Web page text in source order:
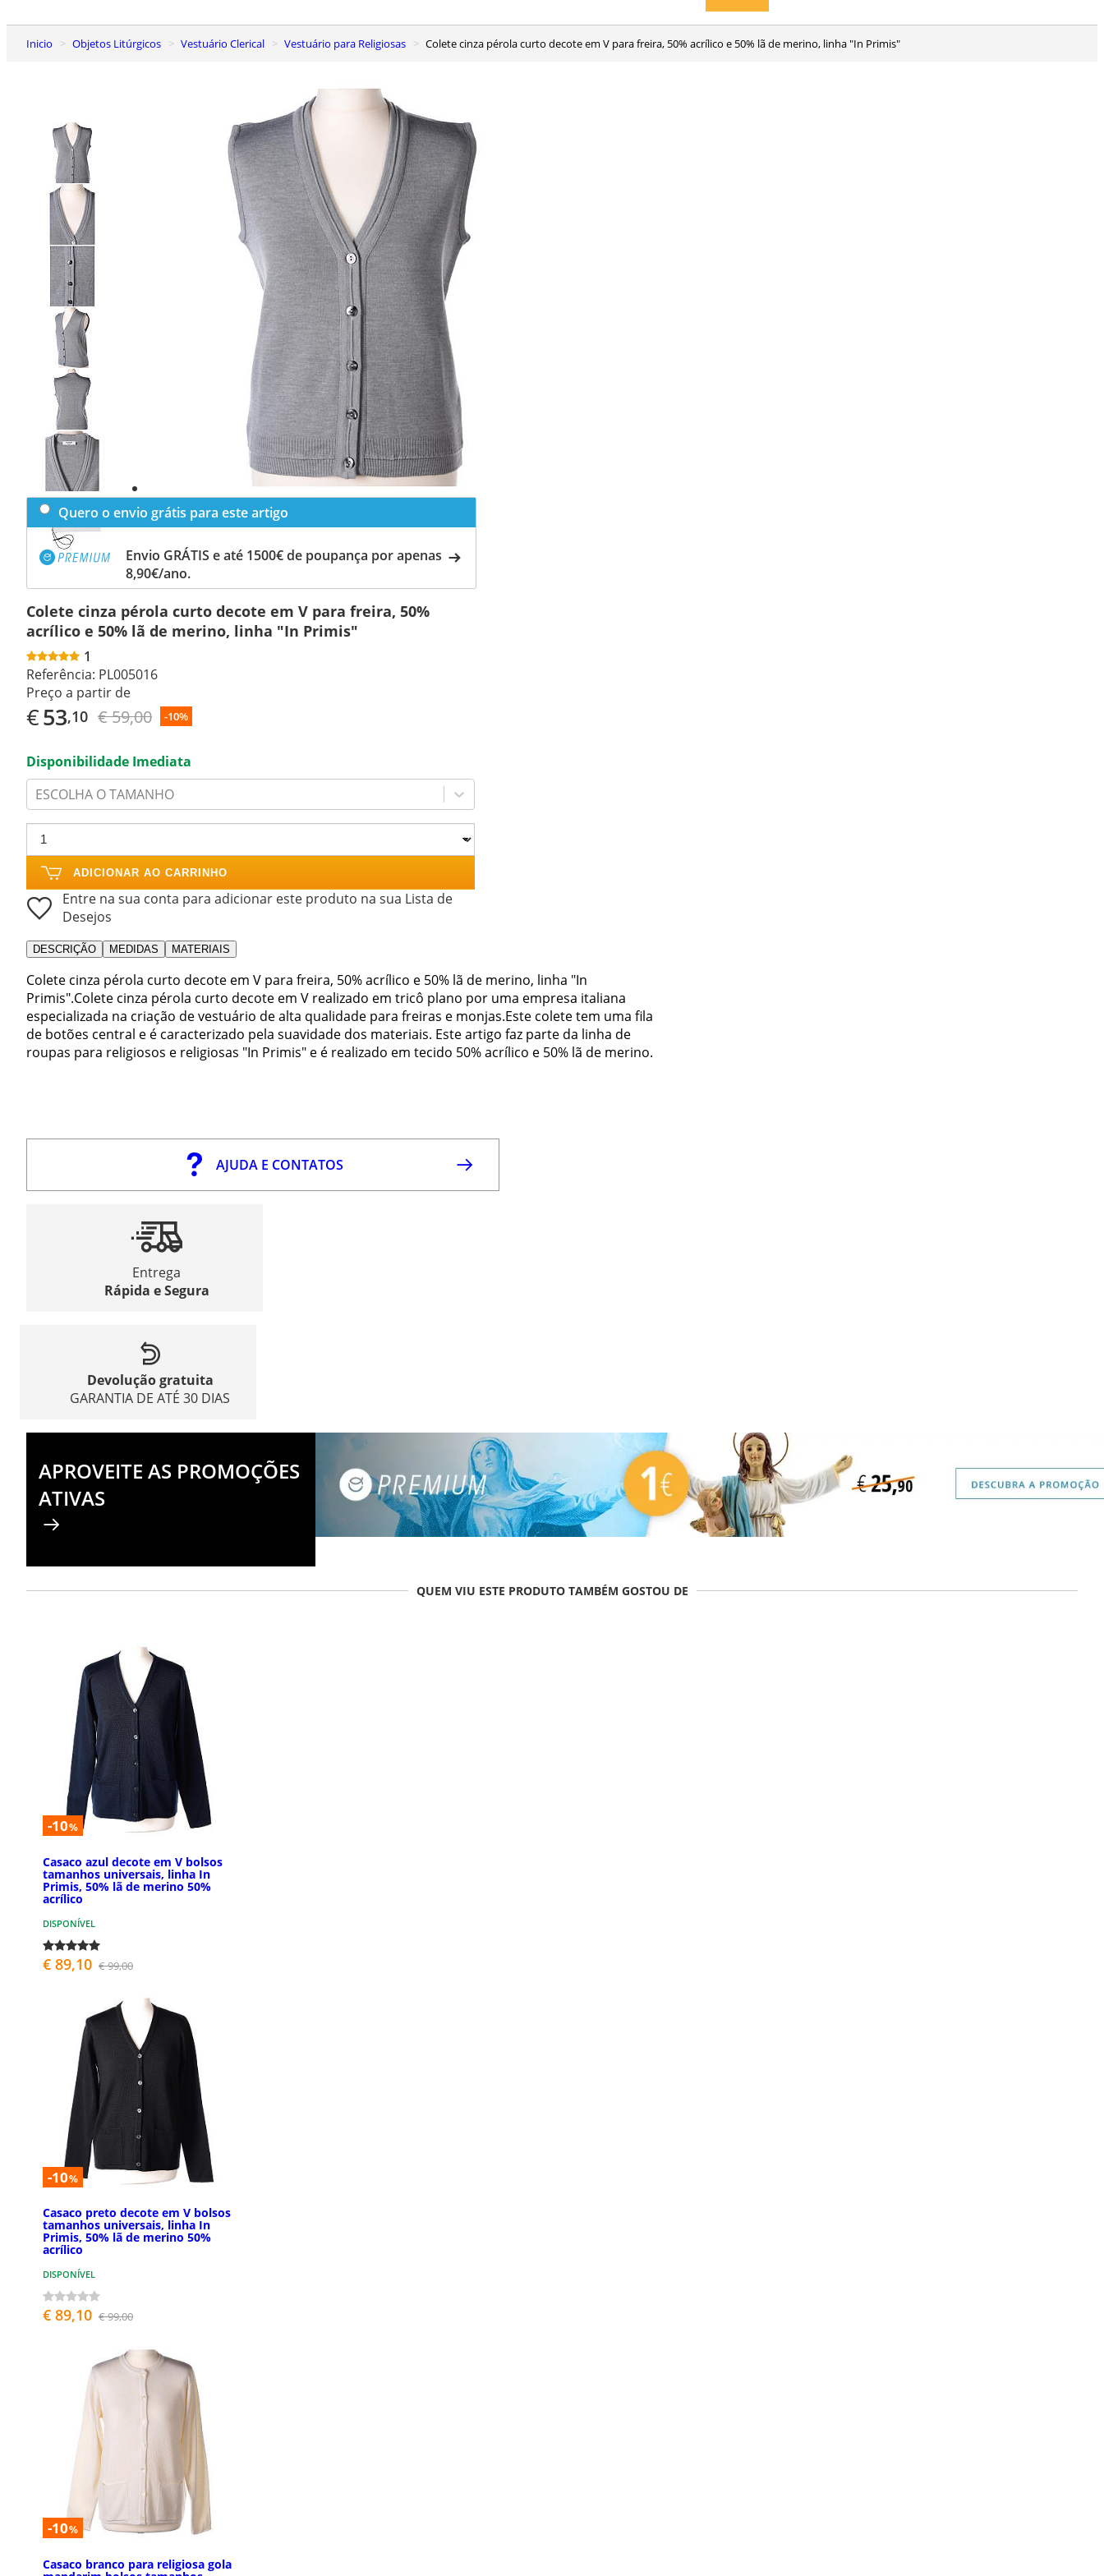
Inicio Objetos Litúrgicos Vestuário Clerical Vestuário para Religiosas Colete cinza pérola curto decote em V para freira, 50% acrílico e 50% lã de merino, linha "In Primis"
Previous
slide
Next
slide
Quero o envio grátis para este artigo
Envio GRÁTIS e até 1500€ de poupança por apenas
8,90€/ano.
Colete cinza pérola curto decote em V para freira, 50%
acrílico e 50% lã de merino, linha "In Primis"
1
Referência: PL005016
Preço a partir de
€53,10 € 59,00 -10%
Disponibilidade Imediata
ESCOLHA O TAMANHO
ADICIONAR AO CARRINHO
Entre na sua conta para adicionar este produto na sua Lista de
Desejos
DESCRIÇÃO MEDIDAS MATERIAIS
Colete cinza pérola curto decote em V para freira, 50% acrílico e 50% lã de merino, linha "In
Primis".Colete cinza pérola curto decote em V realizado em tricô plano por uma empresa italiana
especializada na criação de vestuário de alta qualidade para freiras e monjas.Este colete tem uma fila
de botões central e é caracterizado pela suavidade dos materiais. Este artigo faz parte da linha de
roupas para religiosos e religiosas "In Primis" e é realizado em tecido 50% acrílico e 50% lã de merino.
AJUDA E CONTATOS
Entrega
Rápida e Segura
Devolução gratuita
GARANTIA DE ATÉ 30 DIAS
APROVEITE AS PROMOÇÕES
ATIVAS
QUEM VIU ESTE PRODUTO TAMBÉM GOSTOU DE
-10%
Casaco azul decote em V bolsos
tamanhos universais, linha In
Primis, 50% lã de merino 50%
acrílico
DISPONÍVEL
€ 89,10 € 99,00
-10%
Casaco preto decote em V bolsos
tamanhos universais, linha In
Primis, 50% lã de merino 50%
acrílico
DISPONÍVEL
€ 89,10 € 99,00
-10%
Casaco branco para religiosa gola